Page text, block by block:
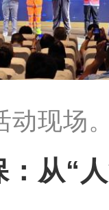
动现场
从“